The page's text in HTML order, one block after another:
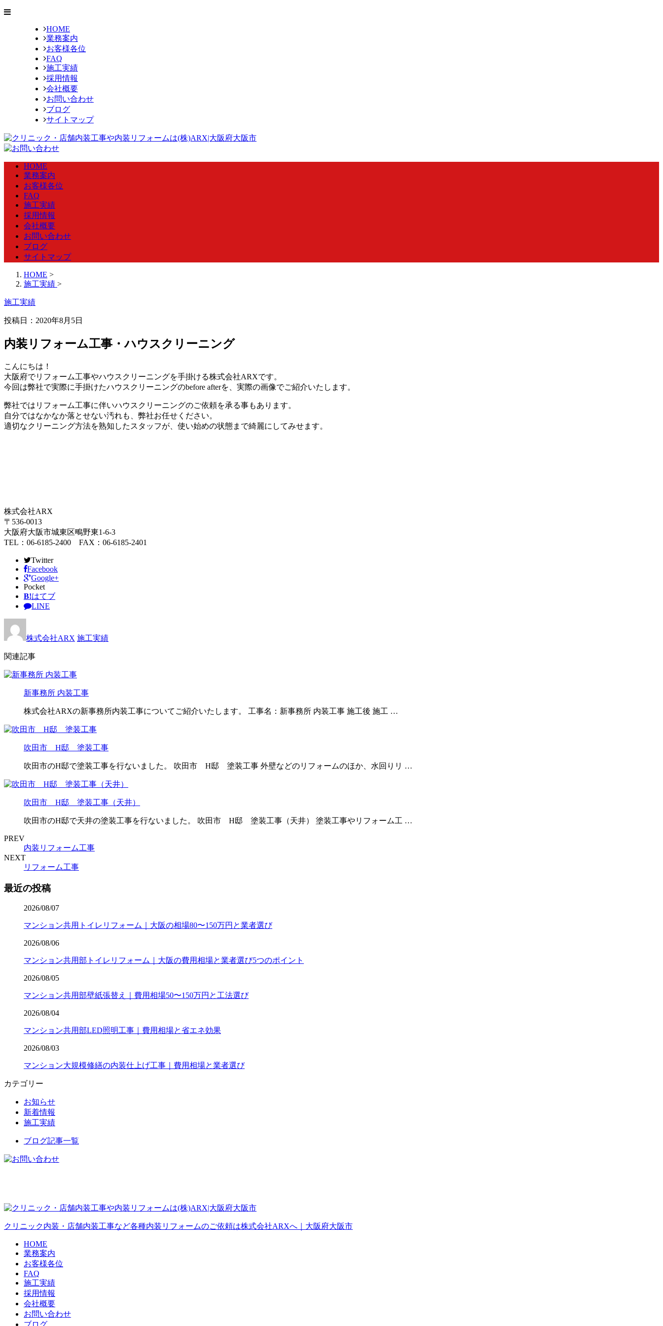
HOME
業務案内
お客様各位
FAQ
施工実績
採用情報
会社概要
お問い合わせ
ブログ
サイトマップ
HOME
業務案内
お客様各位
FAQ
施工実績
採用情報
会社概要
お問い合わせ
ブログ
サイトマップ
HOME >
施工実績 >
施工実績
投稿日： 2020年8月5日
内装リフォーム工事・ハウスクリーニング
こんにちは！
大阪府でリフォーム工事やハウスクリーニングを手掛ける株式会社ARXです。
今回は弊社で実際に手掛けたハウスクリーニングのbefore afterを、実際の画像でご紹介いたします。
弊社ではリフォーム工事に伴いハウスクリーニングのご依頼を承る事もあります。
自分ではなかなか落とせない汚れも、弊社お任せください。
適切なクリーニング方法を熟知したスタッフが、使い始めの状態まで綺麗にしてみせます。
株式会社ARX
〒536-0013
大阪府大阪市城東区鴫野東1-6-3
TEL：06-6185-2400 FAX：06-6185-2401
Twitter
Facebook
Google+
Pocket
B!はてブ
LINE
株式会社ARX 施工実績
関連記事
新事務所 内装工事
株式会社ARXの新事務所内装工事についてご紹介いたします。 工事名：新事務所 内装工事 施工後 施工 …
吹田市 H邸 塗装工事
吹田市のH邸で塗装工事を行ないました。 吹田市 H邸 塗装工事 外壁などのリフォームのほか、水回りリ …
吹田市 H邸 塗装工事（天井）
吹田市のH邸で天井の塗装工事を行ないました。 吹田市 H邸 塗装工事（天井） 塗装工事やリフォーム工 …
PREV
内装リフォーム工事
NEXT
リフォーム工事
最近の投稿
2026/08/07
マンション共用トイレリフォーム｜大阪の相場80〜150万円と業者選び
2026/08/06
マンション共用部トイレリフォーム｜大阪の費用相場と業者選び5つのポイント
2026/08/05
マンション共用部壁紙張替え｜費用相場50〜150万円と工法選び
2026/08/04
マンション共用部LED照明工事｜費用相場と省エネ効果
2026/08/03
マンション大規模修繕の内装仕上げ工事｜費用相場と業者選び
カテゴリー
お知らせ
新着情報
施工実績
ブログ記事一覧
クリニック内装・店舗内装工事など各種内装リフォームのご依頼は株式会社ARXへ｜大阪府大阪市
HOME
業務案内
お客様各位
FAQ
施工実績
採用情報
会社概要
お問い合わせ